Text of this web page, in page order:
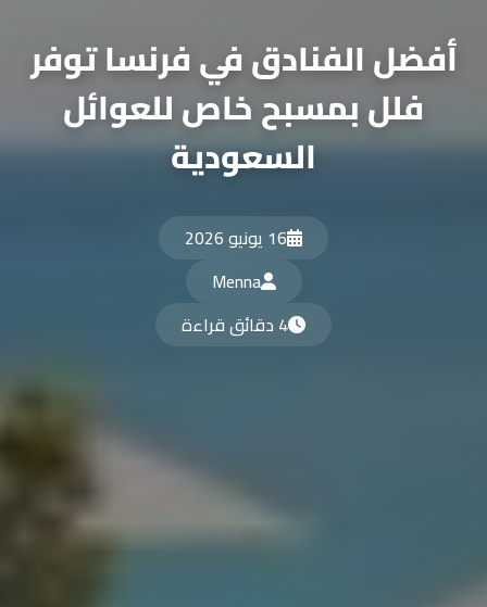
أفضل الفنادق في فرنسا توفر
فلل بمسبح خاص للعوائل
السعودية
16 يونيو 2026
Menna
4 دقائق قراءة